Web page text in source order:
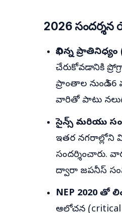
2026
విభిన్న
చేరుకోవడానికి
ప్రాంతాల నుండి
వారితో పాటు
సైన్స్ మరియు
ఇతర నగరాల్లోని
సందర్శించారు.
ద్వారా జపనీస్
NEP 2020 తో
ఆలోచన